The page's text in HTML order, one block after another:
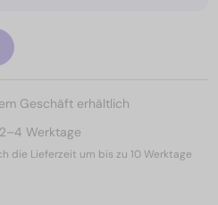
Geschäft erhältlich
2–4 Werktage
die Lieferzeit um bis zu 10 Werktage